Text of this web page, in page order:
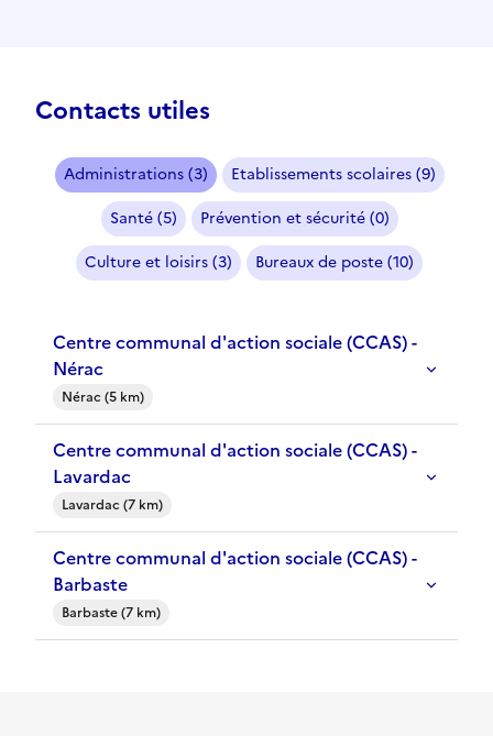
Contacts utiles
Administrations (3)
Etablissements scolaires (9)
Santé (5)
Prévention et sécurité (0)
Culture et loisirs (3)
Bureaux de poste (10)
Centre communal d'action sociale (CCAS) -
Nérac
Nérac (5 km)
Centre communal d'action sociale (CCAS) -
Lavardac
Lavardac (7 km)
Centre communal d'action sociale (CCAS) -
Barbaste
Barbaste (7 km)